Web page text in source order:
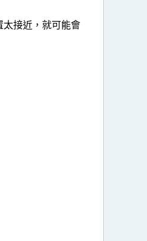
接近，就可能會